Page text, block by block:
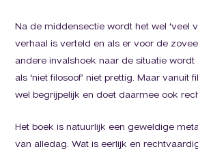
Na de middensectie wordt het wel ‘veel
verhaal is verteld en als er voor de
andere invalshoek naar de situatie
als ‘niet filosoof’ niet prettig. Maar vanuit
wel begrijpelijk en doet daarmee ook
Het boek is natuurlijk een geweldige
van alledag. Wat is eerlijk en